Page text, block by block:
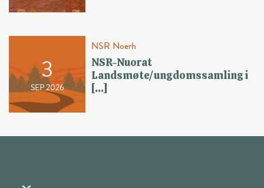
3
SEP 2026
NSR Noerh
NSR-Nuorat
Landsmøte/ungdomssamling i
[…]